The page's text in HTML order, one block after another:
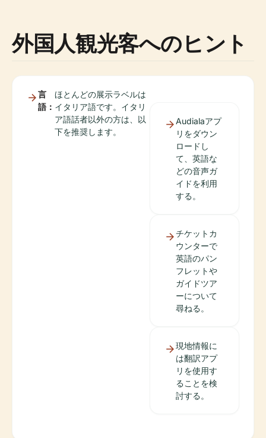
外国人観光客へのヒント
言
語：
ほとんどの展示ラベルは
イタリア語です。イタリ
ア語話者以外の方は、以
下を推奨します。
Audialaアプ
リをダウン
ロードし
て、英語な
どの音声ガ
イドを利用
する。
チケットカ
ウンターで
英語のパン
フレットや
ガイドツア
ーについて
尋ねる。
現地情報に
は翻訳アプ
リを使用す
ることを検
討する。